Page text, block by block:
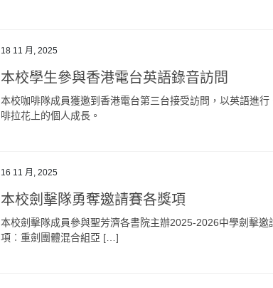
18 11 月, 2025
本校學生參與香港電台英語錄音訪問
本校咖啡隊成員獲邀到香港電台第三台接受訪問，以英語進
啡拉花上的個人成長。
16 11 月, 2025
本校劍擊隊勇奪邀請賽各獎項
本校劍擊隊成員參與聖芳濟各書院主辦2025-2026中學劍擊
項︰重劍團體混合組亞 […]